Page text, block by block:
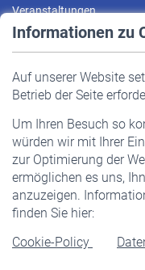
Informationen zu
Auf unserer Website
Betrieb der Seite
Um Ihren Besuch so
würden wir mit Ihrer
zur Optimierung der
ermöglichen es uns,
anzuzeigen.
finden Sie hier:
Cookie-Policy
Veranstaltungen
Pflichtversicherung
Staatliche Förderung
Veranstaltungen
Rentner
Rentenbeginn
Rente beantragen